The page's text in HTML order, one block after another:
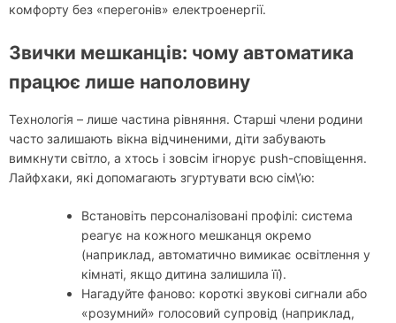
комфорту без «перегонів» електроенергії.
Звички мешканців: чому автоматика
працює лише наполовину
Технологія – лише частина рівняння. Старші члени родини
часто залишають вікна відчиненими, діти забувають
вимкнути світло, а хтось і зовсім ігнорує push-сповіщення.
Лайфхаки, які допомагають згуртувати всю сім\’ю:
Встановіть персоналізовані профілі: система
реагує на кожного мешканця окремо
(наприклад, автоматично вимикає освітлення у
кімнаті, якщо дитина залишила її).
Нагадуйте фаново: короткі звукові сигнали або
«розумний» голосовий супровід (наприклад,